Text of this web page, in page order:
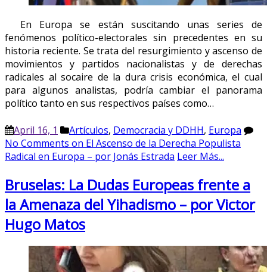
En Europa se están suscitando unas series de
fenómenos político-electorales sin precedentes en su
historia reciente. Se trata del resurgimiento y ascenso de
movimientos y partidos nacionalistas y de derechas
radicales al socaire de la dura crisis económica, el cual
para algunos analistas, podría cambiar el panorama
político tanto en sus respectivos países como…
April 16, 1 Artículos, Democracia y DDHH, Europa
No Comments on El Ascenso de la Derecha Populista
Radical en Europa – por Jonás Estrada Leer Más...
Bruselas: La Dudas Europeas frente a
la Amenaza del Yihadismo – por Victor
Hugo Matos